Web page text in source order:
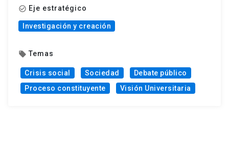
check_circle_outline Eje estratégico
Investigación y creación
local_offer Temas
Crisis social Sociedad
Debate público
Proceso constituyente
Visión Universitaria